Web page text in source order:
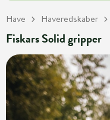
Have Haveredskaber
Fiskars Solid gripper